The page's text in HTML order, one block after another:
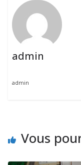
admin
admin
Vous